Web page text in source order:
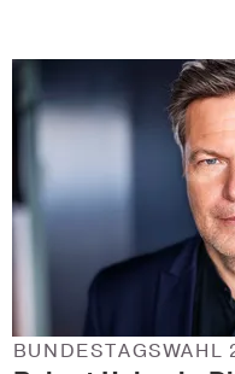
BUNDESTAGSWAHL